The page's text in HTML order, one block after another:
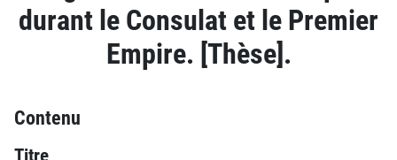
durant le Consulat et le Premier
Empire. [Thèse].
Contenu
Titre